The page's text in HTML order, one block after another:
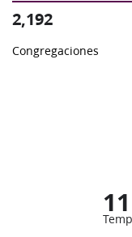
2,192
Congregaciones
11